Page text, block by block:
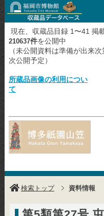
現在、収蔵品目録 1〜41 掲
210637件を公開中
（未公開資料は準備が出来
次公開予定）
所蔵品画像の利用につい
て
検索トップ 資料情報